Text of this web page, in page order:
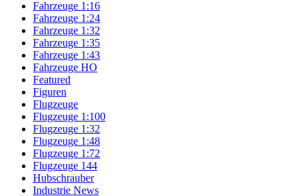
Fahrzeuge 1:16
Fahrzeuge 1:24
Fahrzeuge 1:32
Fahrzeuge 1:35
Fahrzeuge 1:43
Fahrzeuge HO
Featured
Figuren
Flugzeuge
Flugzeuge 1:100
Flugzeuge 1:32
Flugzeuge 1:48
Flugzeuge 1:72
Flugzeuge 144
Hubschrauber
Industrie News